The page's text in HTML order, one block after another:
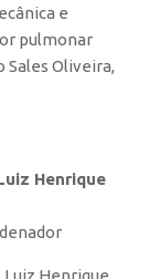
e
pulmonar
Sales Oliveira,
Henrique
Luiz Henrique